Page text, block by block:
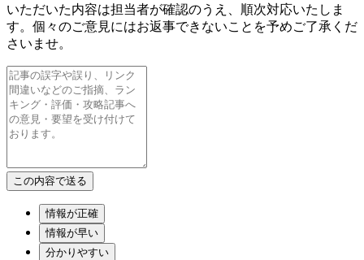
いただいた内容は担当者が確認のうえ、順次対応いたしま
す。個々のご意見にはお返事できないことを予めご了承くだ
さいませ。
情報が正確
情報が早い
分かりやすい